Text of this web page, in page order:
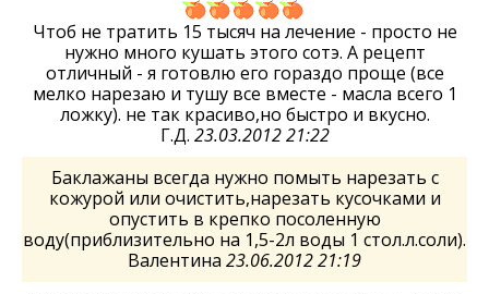
Чтоб не тратить 15 тысяч на лечение - просто не
нужно много кушать этого сотэ. А рецепт
отличный - я готовлю его гораздо проще (все
мелко нарезаю и тушу все вместе - масла всего 1
ложку). не так красиво,но быстро и вкусно.
Г.Д. 23.03.2012 21:22
Баклажаны всегда нужно помыть нарезать с
кожурой или очистить,нарезать кусочками и
опустить в крепко посоленную
воду(приблизительно на 1,5-2л воды 1 стол.л.соли).
Валентина 23.06.2012 21:19